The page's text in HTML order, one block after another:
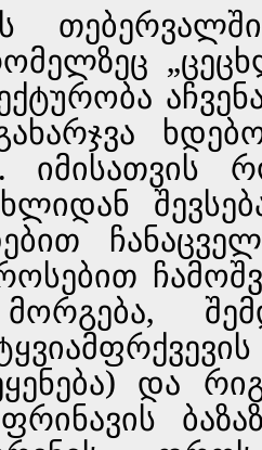
გახარჯვა
მორგება,
და